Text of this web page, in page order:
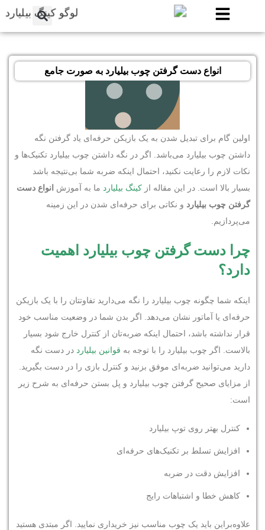
انواع دست گرفتن چوب بیلیارد به صورت جامع
اولین گام برای تبدیل شدن به یک بازیکن حرفه‌ای یاد گرفتن نگه
داشتن چوب بیلیارد می‌باشد. اگر در نگه داشتن چوب بیلیارد تکنیک‌ها و
نکات لازم را رعایت نکنید، احتمال اینکه ضربه شما بی‌نتیجه باشد
بسیار بالا است. در این مقاله از کینگ بیلیارد ما به آموزش انواع دست
گرفتن چوب بیلیارد و نکاتی برای حرفه‌ای شدن در این زمینه
می‌پردازیم.
چرا دست گرفتن چوب بیلیارد اهمیت
دارد؟
اینکه شما چگونه چوب بیلیارد را نگه می‌دارید تفاوتتان را با یک بازیکن
حرفه‌ای یا آماتور نشان می‌دهد. اگر بدن شما در وضعیت مناسب خود
قرار نداشته باشد، احتمال اینکه ضربه‌تان از کنترل خارج شود بسیار
بالاست. اگر چوب بیلیارد را با توجه به قوانین بیلیارد در دست نگه
دارید می‌توانید ضربه‌ای موفق بزنید و کنترل بازی را در دست بگیرید.
از مزایای صحیح گرفتن چوب بیلیارد و پل بستن حرفه‌ای به شرح زیر
است:
کنترل بهتر روی توپ بیلیارد
افزایش تسلط بر تکنیک‌های حرفه‌ای
افزایش دقت در ضربه
کاهش خطا و اشتباهات رایج
علاوه‌براین باید یک چوب مناسب نیز خریداری نمایید. اگر مبتدی هستید